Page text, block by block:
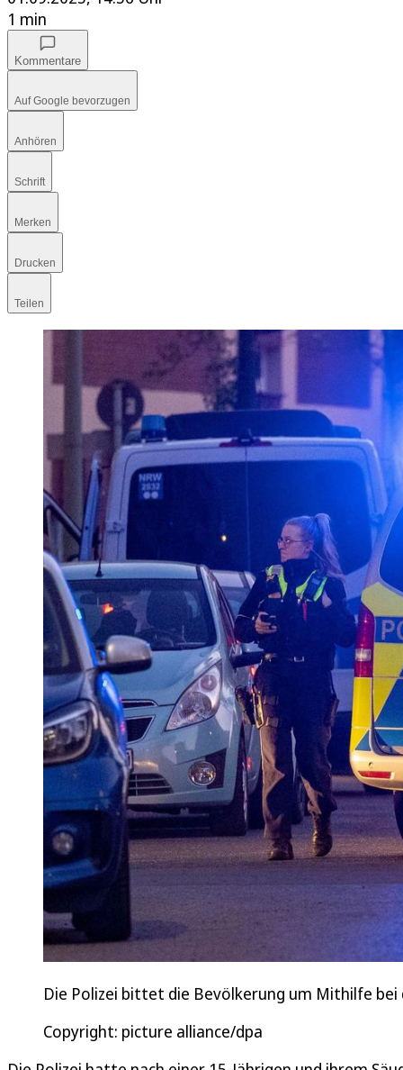
1 min
Kommentare
Auf Google bevorzugen
Anhören
Schrift
Merken
Drucken
Teilen
Die Polizei bittet die Bevölkerung um Mithilfe bei
Copyright: picture alliance/dpa